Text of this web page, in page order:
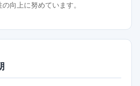
向上に努めています。